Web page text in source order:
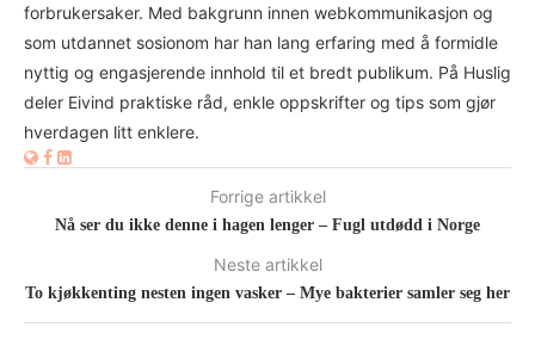
forbrukersaker. Med bakgrunn innen webkommunikasjon og
som utdannet sosionom har han lang erfaring med å formidle
nyttig og engasjerende innhold til et bredt publikum. På Huslig
deler Eivind praktiske råd, enkle oppskrifter og tips som gjør
hverdagen litt enklere.
Forrige artikkel
Nå ser du ikke denne i hagen lenger – Fugl utdødd i Norge
Neste artikkel
To kjøkkenting nesten ingen vasker – Mye bakterier samler seg her